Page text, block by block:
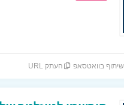
שיתוף בוואטסאפ העתק URL